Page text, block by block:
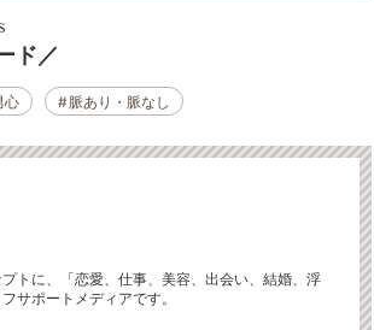
ド
心 脈あり・脈なし
トに、「恋愛、仕事、美容、出会い、結婚、浮
サポートメディアです。